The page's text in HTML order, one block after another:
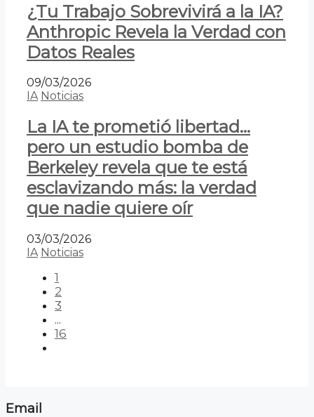
¿Tu Trabajo Sobrevivirá a la IA?
Anthropic Revela la Verdad con
Datos Reales
09/03/2026
IA Noticias
La IA te prometió libertad…
pero un estudio bomba de
Berkeley revela que te está
esclavizando más: la verdad
que nadie quiere oír
03/03/2026
IA Noticias
1
2
3
...
16
Email